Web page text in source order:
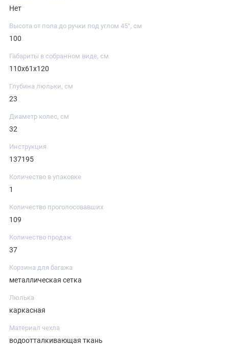
Нет
Высота от пола до ручки под углом 45°, см
100
Габариты в собранном виде, см
110х61х120
Глубина люльки, см
23
Диаметр колес, см
32
Инструкция
137195
Количество в упаковке
1
Количество проголосовавших
109
Количество продаж
37
Корзина для багажа
металлическая сетка
Люлька
каркасная
Материал чехла
водоотталкивающая ткань